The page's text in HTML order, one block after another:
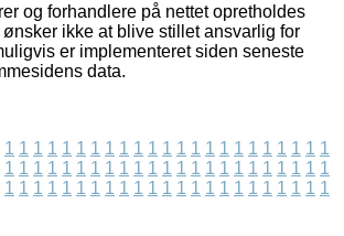
og forhandlere på nettet opretholdes
ikke at blive stillet ansvarlig for
er implementeret siden seneste
data.
1 1 1 1 1 1 1 1 1 1 1 1 1 1 1 1 1 1 1 1 1 1 1
1 1 1 1 1 1 1 1 1 1 1 1 1 1 1 1 1 1 1 1 1 1 1
1 1 1 1 1 1 1 1 1 1 1 1 1 1 1 1 1 1 1 1 1 1 1